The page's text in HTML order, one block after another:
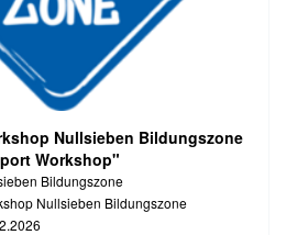
Nullsieben Bildungszone
Workshop"
Bildungszone
Nullsieben Bildungszone